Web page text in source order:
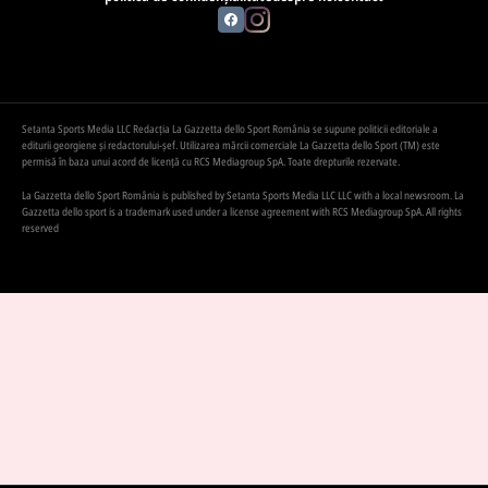
Setanta Sports Media LLC Redacția La Gazzetta dello Sport România se supune politicii editoriale a
editurii georgiene și redactorului-șef. Utilizarea mărcii comerciale La Gazzetta dello Sport (TM) este
permisă în baza unui acord de licență cu RCS Mediagroup SpA. Toate drepturile rezervate.
La Gazzetta dello Sport România is published by Setanta Sports Media LLC LLC with a local newsroom. La
Gazzetta dello sport is a trademark used under a license agreement with RCS Mediagroup SpA. All rights
reserved